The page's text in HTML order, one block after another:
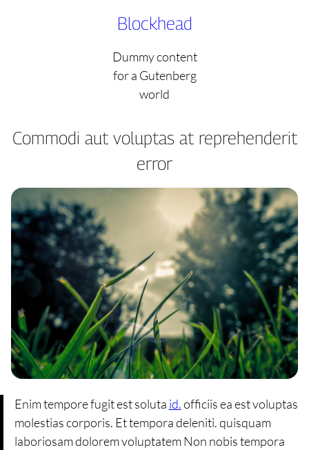
Blockhead
Dummy content
for a Gutenberg
world
Commodi aut voluptas at reprehenderit
error
Enim tempore fugit est soluta id.officiis ea est voluptas
molestias corporis. Et tempora deleniti. quisquam
laboriosam dolorem voluptatem Non nobis tempora